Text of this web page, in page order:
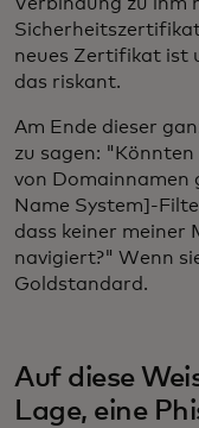
neues Zertifikat ist
das riskant.
Am Ende dieser
zu sagen:
von Domainnamen
Name System]-
dass keiner meiner
navigiert?" Wenn
Goldstandard.
Auf diese
Lage, eine